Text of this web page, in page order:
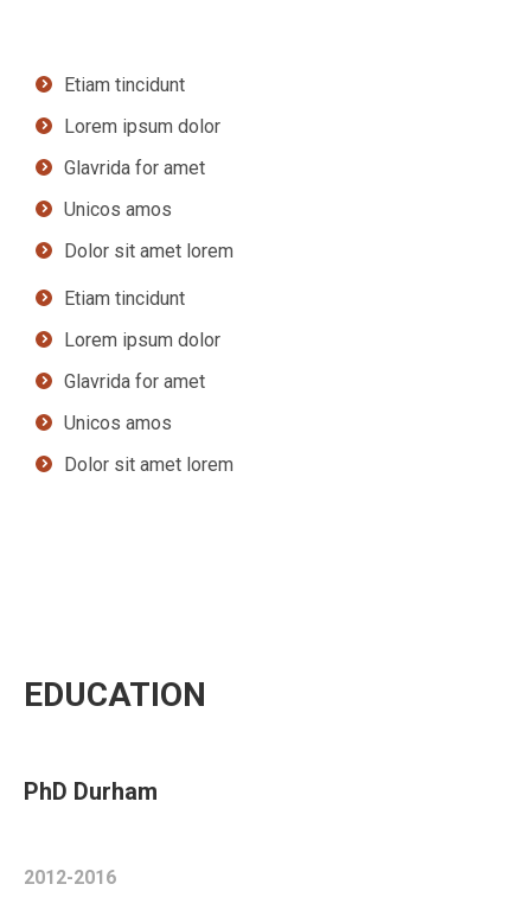
Etiam tincidunt
Lorem ipsum dolor
Glavrida for amet
Unicos amos
Dolor sit amet lorem
Etiam tincidunt
Lorem ipsum dolor
Glavrida for amet
Unicos amos
Dolor sit amet lorem
EDUCATION
PhD Durham
2012-2016